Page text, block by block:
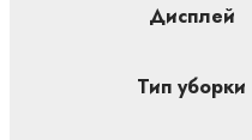
Дисплей
Тип уборки